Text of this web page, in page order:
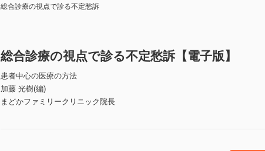
総合診療の視点で診る不定愁訴
総合診療の視点で診る不定愁訴【電子版】
患者中心の医療の方法
加藤 光樹(編)
まどかファミリークリニック院長